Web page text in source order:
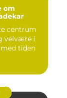
om
centrum
velvære i
tiden